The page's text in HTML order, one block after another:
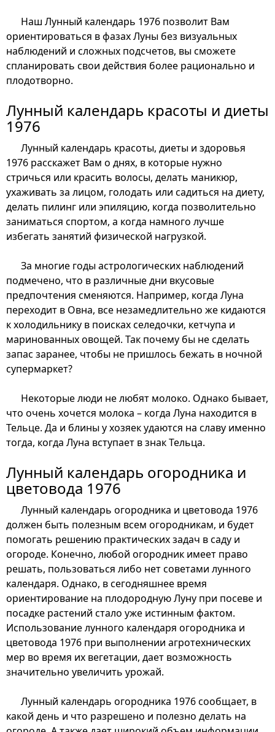
Наш Лунный календарь 1976 позволит Вам
ориентироваться в фазах Луны без визуальных
наблюдений и сложных подсчетов, вы сможете
спланировать свои действия более рационально и
плодотворно.
Лунный календарь красоты и диеты
1976
Лунный календарь красоты, диеты и здоровья
1976 расскажет Вам о днях, в которые нужно
стричься или красить волосы, делать маникюр,
ухаживать за лицом, голодать или садиться на диету,
делать пилинг или эпиляцию, когда позволительно
заниматься спортом, а когда намного лучше
избегать занятий физической нагрузкой.
За многие годы астрологических наблюдений
подмечено, что в различные дни вкусовые
предпочтения сменяются. Например, когда Луна
переходит в Овна, все незамедлительно же кидаются
к холодильнику в поисках селедочки, кетчупа и
маринованных овощей. Так почему бы не сделать
запас заранее, чтобы не пришлось бежать в ночной
супермаркет?
Некоторые люди не любят молоко. Однако бывает,
что очень хочется молока – когда Луна находится в
Тельце. Да и блины у хозяек удаются на славу именно
тогда, когда Луна вступает в знак Тельца.
Лунный календарь огородника и
цветовода 1976
Лунный календарь огородника и цветовода 1976
должен быть полезным всем огородникам, и будет
помогать решению практических задач в саду и
огороде. Конечно, любой огородник имеет право
решать, пользоваться либо нет советами лунного
календаря. Однако, в сегодняшнее время
ориентирование на плодородную Луну при посеве и
посадке растений стало уже истинным фактом.
Использование лунного календаря огородника и
цветовода 1976 при выполнении агротехнических
мер во время их вегетации, дает возможность
значительно увеличить урожай.
Лунный календарь огородника 1976 сообщает, в
какой день и что разрешено и полезно делать на